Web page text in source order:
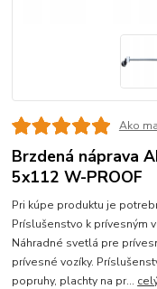
Ako
Brzdená náprava
5x112 W-PROOF
Pri kúpe produktu je
Príslušenstvo k prívesným
Náhradné svetlá pre
prívesné vozíky.
popruhy, plachty na pr...